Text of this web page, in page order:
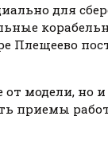
для
модели, но и
приемы